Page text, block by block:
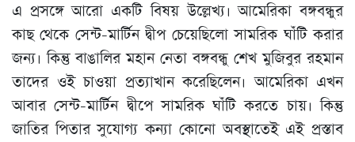
এ প্রসঙ্গে আরো একটি বিষয় উল্লেখ্য। আমেরিকা বঙ্গবন্ধুর
কাছ থেকে সেন্ট-মার্টিন দ্বীপ চেয়েছিলো সামরিক ঘাঁটি করার
জন্য। কিন্তু বাঙালির মহান নেতা বঙ্গবন্ধু শেখ মুজিবুর রহমান
তাদের ওই চাওয়া প্রত্যাখান করেছিলেন। আমেরিকা এখন
আবার সেন্ট-মার্টিন দ্বীপে সামরিক ঘাঁটি করতে চায়। কিন্তু
জাতির পিতার সুযোগ্য কন্যা কোনো অবস্থাতেই এই প্রস্তাব